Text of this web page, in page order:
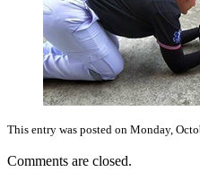
This entry was posted on Monday,
Comments are closed.